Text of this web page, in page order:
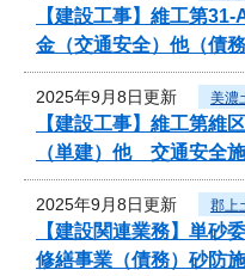
【建設工事】維工第
金（交通安全）他（債
2025年9月8日更新 美濃
【建設工事】維工第
（単建）他 交通安全
2025年9月8日更新 郡上
【建設関連業務】単砂
修繕事業（債務）砂防